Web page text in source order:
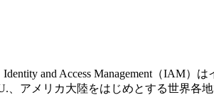
and Access Management（IAM）
、アメリカ大陸をはじめとする世界